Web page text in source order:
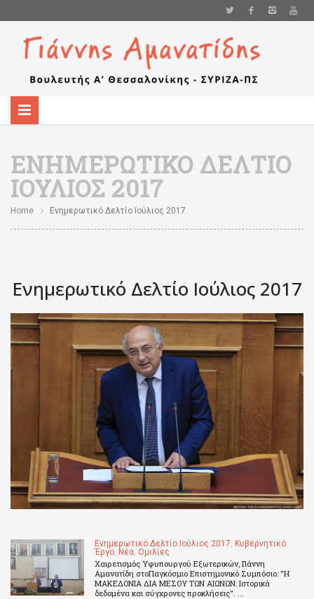
ΕΝΗΜΕΡΩΤΙΚΌ ΔΕΛΤΊΟ
ΙΟΎΛΙΟΣ 2017
Home Ενημερωτικό Δελτίο Ιούλιος 2017
Ενημερωτικό Δελτίο Ιούλιος 2017
Ενημερωτικό Δελτίο Ιούλιος 2017 Κυβερνητικό
Έργο Νέα Ομιλίες
Χαιρετισμός Υφυπουργού Εξωτερικών, Γιάννη
Αμανατίδη στοΠαγκόσμιο Επιστημονικό Συμπόσιο: "Η
ΜΑΚΕΔΟΝΙΑ ΔΙΑ ΜΕΣΟΥ ΤΩΝ ΑΙΩΝΩΝ: Ιστορικά
δεδομένα και σύγχρονες προκλήσεις". ...